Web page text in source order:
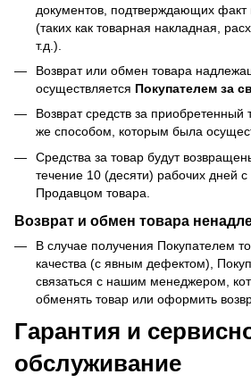
документов, подтверждающих факт
(таких как товарная накладная,
т.д.).
Возврат или обмен товара
осуществляется Покупателем за
Возврат средств за приобретенный
же способом, которым была
Средства за товар будут
течение 10 (десяти) рабочих дней
Продавцом товара.
Возврат и обмен товара
В случае получения Покупателем
качества (с явным дефектом),
связаться с нашим менеджером,
обменять товар или оформить
Гарантия и
обслуживание